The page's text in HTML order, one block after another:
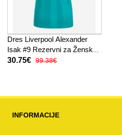
Dres Liverpool Alexander
Isak #9 Rezervni za Žensko
2025-26 Kratak Rukav
30.75€ 99.38€
INFORMACIJE